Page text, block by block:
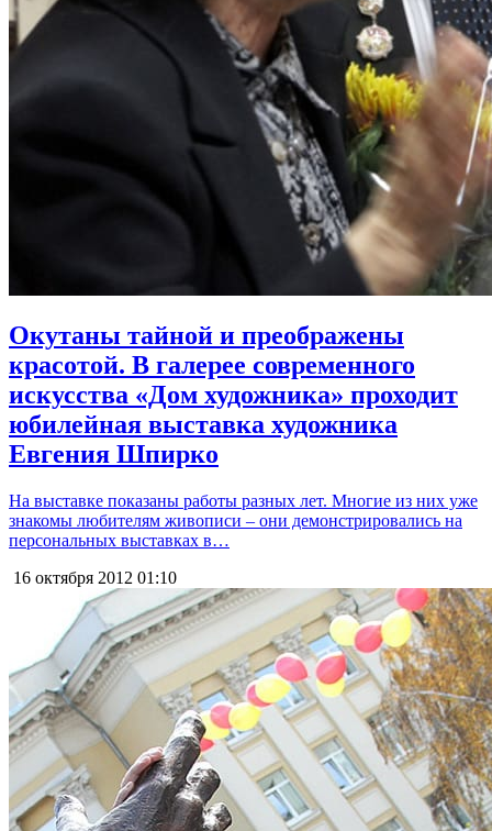
Окутаны тайной и преображены
красотой. В галерее современного
искусства «Дом художника» проходит
юбилейная выставка художника
Евгения Шпирко
На выставке показаны работы разных лет. Многие из них уже
знакомы любителям живописи – они демонстрировались на
персональных выставках в…
16 октября 2012 01:10